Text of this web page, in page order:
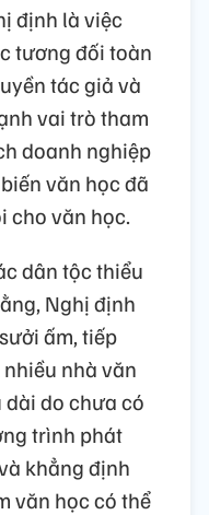
định là việc
tương đối toàn
tác giả và
vai trò tham
doanh nghiệp
văn học đã
cho văn học.
dân tộc thiểu
Nghị định
ấm, tiếp
nhà văn
do chưa có
trình phát
khẳng định
văn học có thể